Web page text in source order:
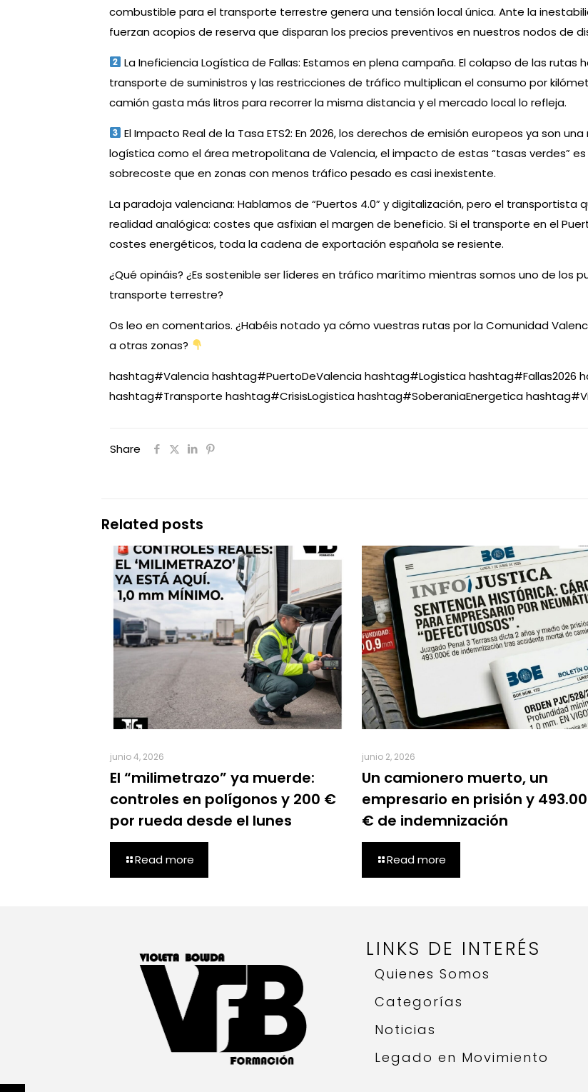
combustible para el transporte terrestre genera una tensión local única. Ante la
fuerzan acopios de reserva que disparan los precios preventivos en nuestros nodos de
La Ineficiencia Logística de Fallas: Estamos en plena campaña. El colapso de las
transporte de suministros y las restricciones de tráfico multiplican el consumo por
camión gasta más litros para recorrer la misma distancia y el mercado local lo refleja.
El Impacto Real de la Tasa ETS2: En 2026, los derechos de emisión europeos ya son
logística como el área metropolitana de Valencia, el impacto de estas “tasas verdes”
sobrecoste que en zonas con menos tráfico pesado es casi inexistente.
La paradoja valenciana: Hablamos de “Puertos 4.0” y digitalización, pero el
realidad analógica: costes que asfixian el margen de beneficio. Si el transporte en el
costes energéticos, toda la cadena de exportación española se resiente.
¿Qué opináis? ¿Es sostenible ser líderes en tráfico marítimo mientras somos uno de los
transporte terrestre?
Os leo en comentarios. ¿Habéis notado ya cómo vuestras rutas por la Comunidad
a otras zonas?
hashtag#Valencia hashtag#PuertoDeValencia hashtag#Logistica hashtag#Fallas2026
hashtag#Transporte hashtag#CrisisLogistica hashtag#SoberaniaEnergetica hashtag#
Share
Related posts
junio 4, 2026
El “milimetrazo” ya muerde:
controles en polígonos y 200 €
por rueda desde el lunes
Read more
junio 2, 2026
Un camionero muerto, un
empresario en prisión y
€ de indemnización
Read more
LINKS DE INTERÉS
Quienes Somos
Categorías
Noticias
Legado en Movimiento